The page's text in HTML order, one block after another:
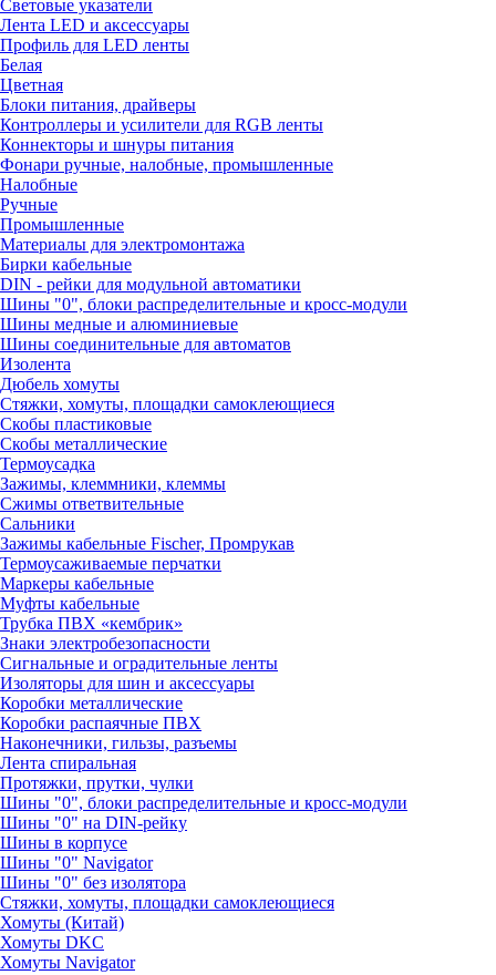
Световые указатели
Лента LED и аксессуары
Профиль для LED ленты
Белая
Цветная
Блоки питания, драйверы
Контроллеры и усилители для RGB ленты
Коннекторы и шнуры питания
Фонари ручные, налобные, промышленные
Налобные
Ручные
Промышленные
Материалы для электромонтажа
Бирки кабельные
DIN - рейки для модульной автоматики
Шины "0", блоки распределительные и кросс-модули
Шины медные и алюминиевые
Шины соединительные для автоматов
Изолента
Дюбель хомуты
Стяжки, хомуты, площадки самоклеющиеся
Скобы пластиковые
Скобы металлические
Термоусадка
Зажимы, клеммники, клеммы
Сжимы ответвительные
Сальники
Зажимы кабельные Fischer, Промрукав
Термоусаживаемые перчатки
Маркеры кабельные
Муфты кабельные
Трубка ПВХ «кембрик»
Знаки электробезопасности
Сигнальные и оградительные ленты
Изоляторы для шин и аксессуары
Коробки металлические
Коробки распаячные ПВХ
Наконечники, гильзы, разъемы
Лента спиральная
Протяжки, прутки, чулки
Шины "0", блоки распределительные и кросс-модули
Шины "0" на DIN-рейку
Шины в корпусе
Шины "0" Navigator
Шины "0" без изолятора
Стяжки, хомуты, площадки самоклеющиеся
Хомуты (Китай)
Хомуты DKC
Хомуты Navigator